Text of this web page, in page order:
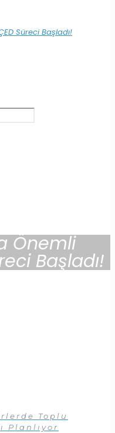
Önemli
Başladı!
Toplu
Planlıyor